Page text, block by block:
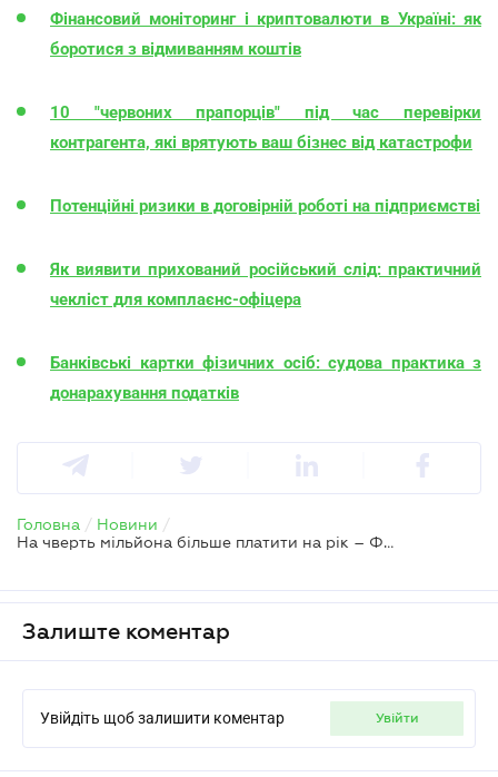
Фінансовий моніторинг і криптовалюти в Україні: як
боротися з відмиванням коштів
10 "червоних прапорців" під час перевірки
контрагента, які врятують ваш бізнес від катастрофи
Потенційні ризики в договірній роботі на підприємстві
Як виявити прихований російський слід: практичний
чекліст для комплаєнс-офіцера
Банківські картки фізичних осіб: судова практика з
донарахування податків
Головна / Новини /
На чверть мільйона більше платити на рік – ФОПів планують зобов’язати платити ПДВ
Залиште коментар
Увійдіть щоб залишити коментар увійти